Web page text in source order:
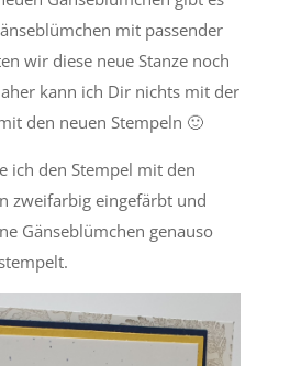
mit passender
wir diese neue Stanze noch
kann ich Dir nichts mit der
den neuen Stempeln 🙂
ich den Stempel mit den
zweifarbig eingefärbt und
Gänseblümchen genauso